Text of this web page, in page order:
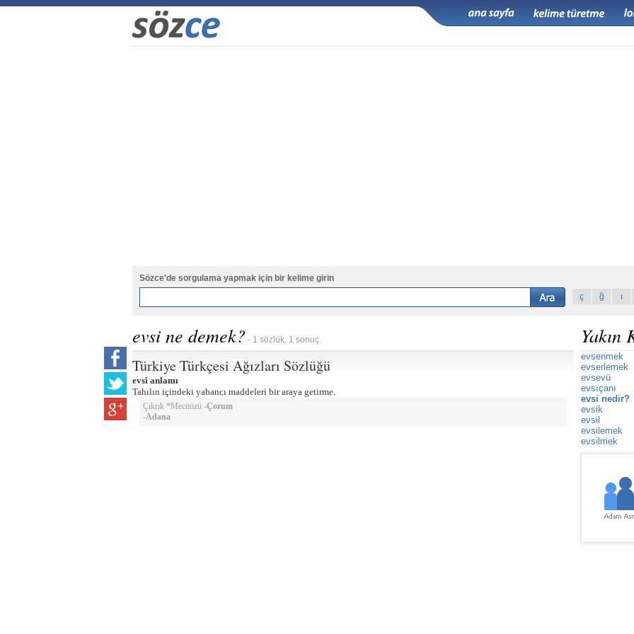
Sözce'de sorgulama yapmak için bir kelime girin
ç
ğ ı
evsi ne demek? - 1 sözlük, 1 sonuç.
Türkiye Türkçesi Ağızları Sözlüğü
evsi anlamı
Tahılın içindeki yabancı maddeleri bir araya getirme.
Çıkrık *Mecitözü -Çorum
-Adana
Yakın
evsenmek
evserlemek
evsevü
evsıçanı
evsi nedir?
evsik
evsil
evsilemek
evsilmek